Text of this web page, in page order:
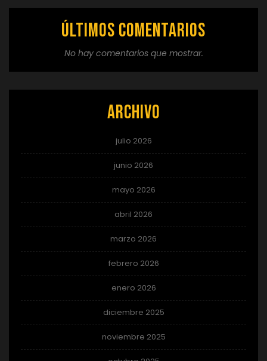
Últimos comentarios
No hay comentarios que mostrar.
Archivo
julio 2026
junio 2026
mayo 2026
abril 2026
marzo 2026
febrero 2026
enero 2026
diciembre 2025
noviembre 2025